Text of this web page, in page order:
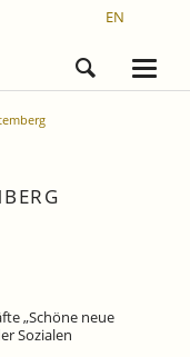
EN
„Schöne neue
Sozialen